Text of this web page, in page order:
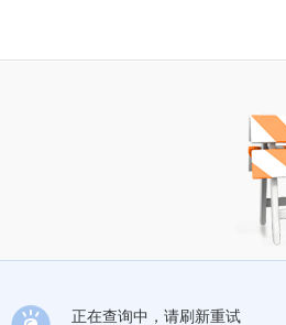
正在查询中，请刷新重试